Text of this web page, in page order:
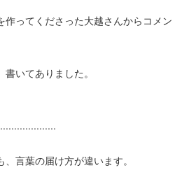
作ってくださった大越さんからコメン
いてありました。
言葉の届け方が違います。